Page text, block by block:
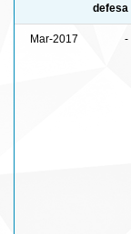
defesa
Mar-2017 -